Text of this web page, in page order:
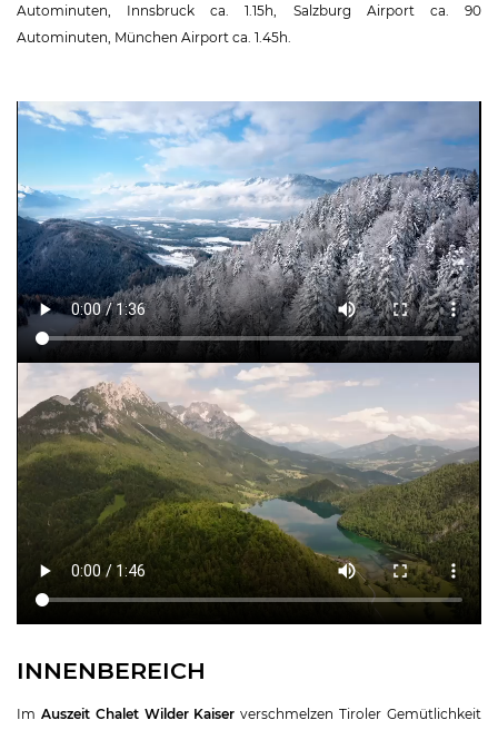
Autominuten, Innsbruck ca. 1.15h, Salzburg Airport ca. 90
Autominuten, München Airport ca. 1.45h.
INNENBEREICH
Im Auszeit Chalet Wilder Kaiser verschmelzen Tiroler Gemütlichkeit